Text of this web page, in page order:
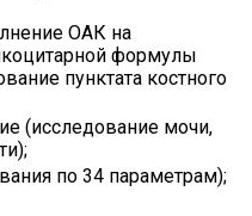
ОАК на
формулы
пунктата костного
(исследование мочи,
по 34 параметрам);